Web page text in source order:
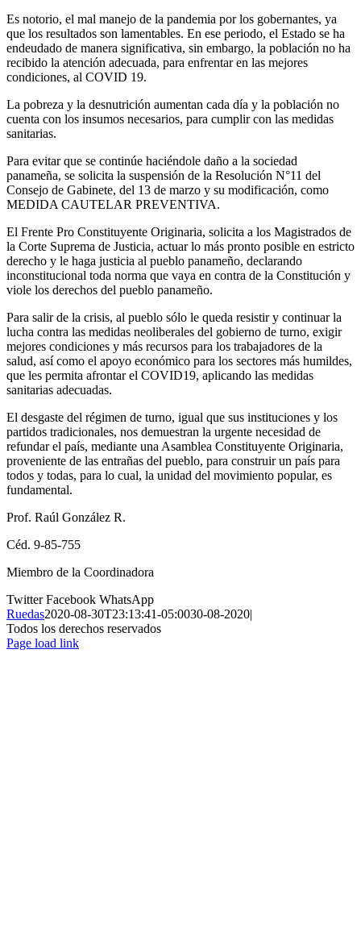
Es notorio, el mal manejo de la pandemia por los gobernantes, ya
que los resultados son lamentables. En ese periodo, el Estado se ha
endeudado de manera significativa, sin embargo, la población no ha
recibido la atención adecuada, para enfrentar en las mejores
condiciones, al COVID 19.
La pobreza y la desnutrición aumentan cada día y la población no
cuenta con los insumos necesarios, para cumplir con las medidas
sanitarias.
Para evitar que se continúe haciéndole daño a la sociedad
panameña, se solicita la suspensión de la Resolución N°11 del
Consejo de Gabinete, del 13 de marzo y su modificación, como
MEDIDA CAUTELAR PREVENTIVA.
El Frente Pro Constituyente Originaria, solicita a los Magistrados de
la Corte Suprema de Justicia, actuar lo más pronto posible en estricto
derecho y le haga justicia al pueblo panameño, declarando
inconstitucional toda norma que vaya en contra de la Constitución y
viole los derechos del pueblo panameño.
Para salir de la crisis, al pueblo sólo le queda resistir y continuar la
lucha contra las medidas neoliberales del gobierno de turno, exigir
mejores condiciones y más recursos para los trabajadores de la
salud, así como el apoyo económico para los sectores más humildes,
que les permita afrontar el COVID19, aplicando las medidas
sanitarias adecuadas.
El desgaste del régimen de turno, igual que sus instituciones y los
partidos tradicionales, nos demuestran la urgente necesidad de
refundar el país, mediante una Asamblea Constituyente Originaria,
proveniente de las entrañas del pueblo, para construir un país para
todos y todas, para lo cual, la unidad del movimiento popular, es
fundamental.
Prof. Raúl González R.
Céd. 9-85-755
Miembro de la Coordinadora
TwitterFacebook WhatsApp
Ruedas2020-08-30T23:13:41-05:0030-08-2020|
Todos los derechos reservados
Page load link